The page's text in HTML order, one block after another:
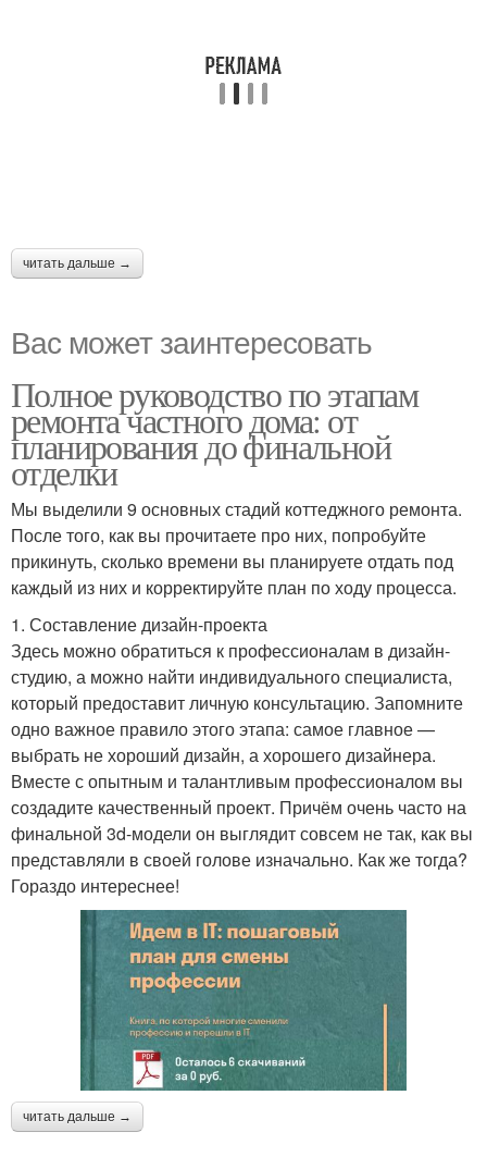
читать дальше →
Вас может заинтересовать
Полное руководство по этапам
ремонта частного дома: от
планирования до финальной
отделки
Мы выделили 9 основных стадий коттеджного ремонта.
После того, как вы прочитаете про них, попробуйте
прикинуть, сколько времени вы планируете отдать под
каждый из них и корректируйте план по ходу процесса.
1. Составление дизайн-проекта
Здесь можно обратиться к профессионалам в дизайн-
студию, а можно найти индивидуального специалиста,
который предоставит личную консультацию. Запомните
одно важное правило этого этапа: самое главное —
выбрать не хороший дизайн, а хорошего дизайнера.
Вместе с опытным и талантливым профессионалом вы
создадите качественный проект. Причём очень часто на
финальной 3d-модели он выглядит совсем не так, как вы
представляли в своей голове изначально. Как же тогда?
Гораздо интереснее!
читать дальше →